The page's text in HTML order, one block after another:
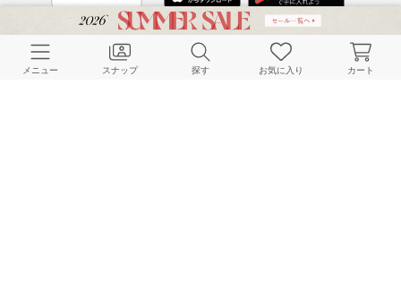
CUSTOMER SERVICE
メニュー スナップ 探す お気に入り カート